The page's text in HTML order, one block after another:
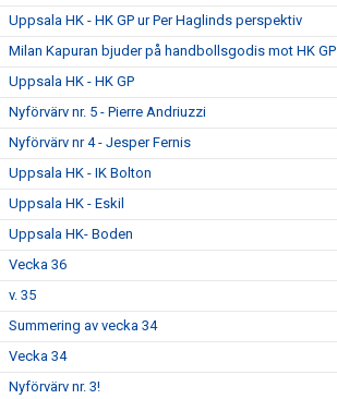
Uppsala HK - HK GP ur Per Haglinds perspektiv
Milan Kapuran bjuder på handbollsgodis mot HK GP
Uppsala HK - HK GP
Nyförvärv nr. 5 - Pierre Andriuzzi
Nyförvärv nr 4 - Jesper Fernis
Uppsala HK - IK Bolton
Uppsala HK - Eskil
Uppsala HK- Boden
Vecka 36
v. 35
Summering av vecka 34
Vecka 34
Nyförvärv nr. 3!